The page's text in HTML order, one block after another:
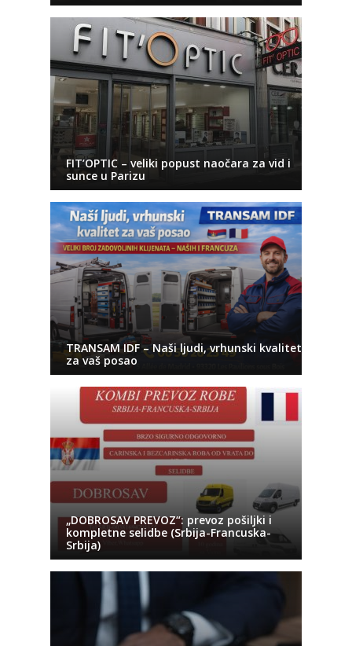
FIT’OPTIC – veliki popust naočara za vid i
sunce u Parizu
TRANSAM IDF – Naši ljudi, vrhunski kvalitet
za vaš posao
„DOBROSAV PREVOZ“: prevoz pošiljki i
kompletne selidbe (Srbija-Francuska-
Srbija)